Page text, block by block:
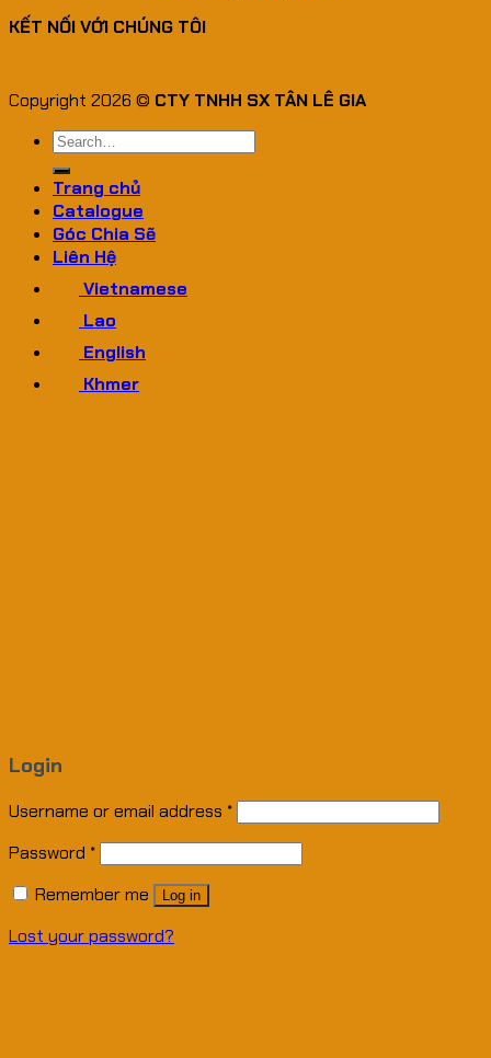
KẾT NỐI VỚI CHÚNG TÔI
Copyright 2026 © CTY TNHH SX TÂN LÊ GIA
Search
for:
Trang chủ
Catalogue
Góc Chia Sẽ
Liên Hệ
Vietnamese
Lao
English
Khmer
Login
Username or email address *
Password *
Remember me
Log in
Lost your password?